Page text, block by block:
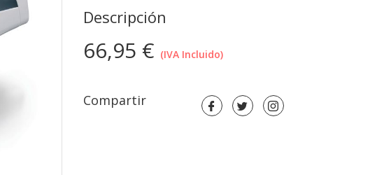
Descripción
66,95 € (IVA Incluido)
Compartir